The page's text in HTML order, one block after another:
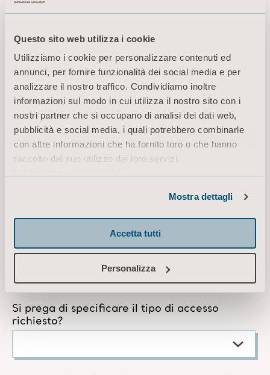
Questo sito web utilizza i cookie
Utilizziamo i cookie per personalizzare contenuti ed
annunci, per fornire funzionalità dei social media e per
analizzare il nostro traffico. Condividiamo inoltre
informazioni sul modo in cui utilizza il nostro sito con i
nostri partner che si occupano di analisi dei dati web,
pubblicità e social media, i quali potrebbero combinarle
con altre informazioni che ha fornito loro o che hanno
raccolto dal suo utilizzo dei loro servizi.
Mostra dettagli
Accetta tutti
Personalizza